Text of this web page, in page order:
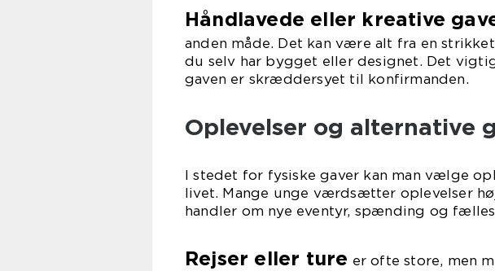
Håndlavede eller kreative
anden måde. Det kan være alt fra en
du selv har bygget eller designet. Det
gaven er skræddersyet til konfirmanden.
Oplevelser og alternative
I stedet for fysiske gaver kan man vælge
livet. Mange unge værdsætter oplevelser
handler om nye eventyr, spænding og
Rejser eller ture er ofte store, men